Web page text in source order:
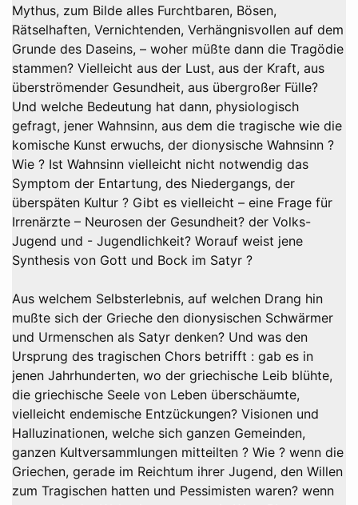
Mythus, zum Bilde alles Furchtbaren, Bösen,
Rätselhaften, Vernichtenden, Verhängnisvollen auf dem
Grunde des Daseins, – woher müßte dann die Tragödie
stammen? Vielleicht aus der Lust, aus der Kraft, aus
überströmender Gesundheit, aus übergroßer Fülle?
Und welche Bedeutung hat dann, physiologisch
gefragt, jener Wahnsinn, aus dem die tragische wie die
komische Kunst erwuchs, der dionysische Wahnsinn ?
Wie ? Ist Wahnsinn vielleicht nicht notwendig das
Symptom der Entartung, des Niedergangs, der
überspäten Kultur ? Gibt es vielleicht – eine Frage für
Irrenärzte – Neurosen der Gesundheit? der Volks-
Jugend und - Jugendlichkeit? Worauf weist jene
Synthesis von Gott und Bock im Satyr ?
Aus welchem Selbsterlebnis, auf welchen Drang hin
mußte sich der Grieche den dionysischen Schwärmer
und Urmenschen als Satyr denken? Und was den
Ursprung des tragischen Chors betrifft : gab es in
jenen Jahrhunderten, wo der griechische Leib blühte,
die griechische Seele von Leben überschäumte,
vielleicht endemische Entzückungen? Visionen und
Halluzinationen, welche sich ganzen Gemeinden,
ganzen Kultversammlungen mitteilten ? Wie ? wenn die
Griechen, gerade im Reichtum ihrer Jugend, den Willen
zum Tragischen hatten und Pessimisten waren? wenn